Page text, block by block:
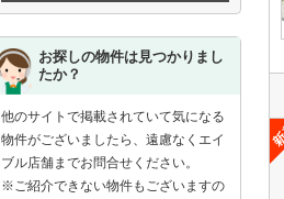
お探しの物件は見つかりまし
たか？
他のサイトで掲載されていて気になる
物件がございましたら、遠慮なくエイ
ブル店舗までお問合せください。
※ご紹介できない物件もございますの